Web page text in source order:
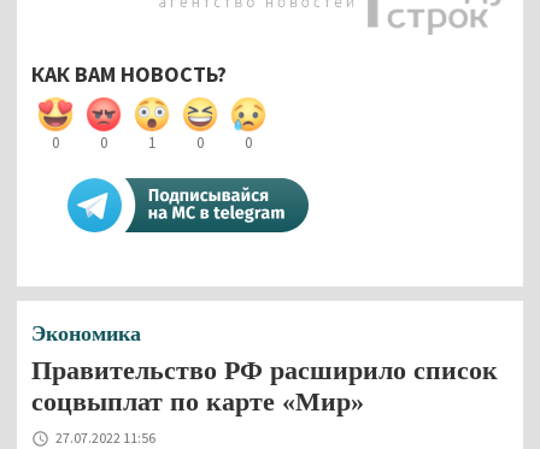
КАК ВАМ НОВОСТЬ?
0 0 1 0 0
Экономика
Правительство РФ расширило список
соцвыплат по карте «Мир»
27.07.2022 11:56